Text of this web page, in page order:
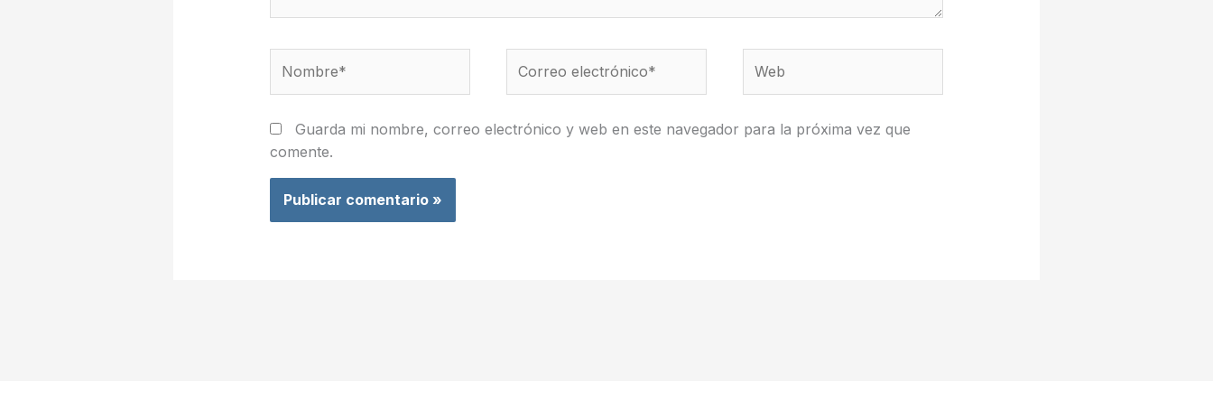
electrónico*
Guarda mi nombre, correo electrónico y web en este navegador para la próxima vez que
comente.